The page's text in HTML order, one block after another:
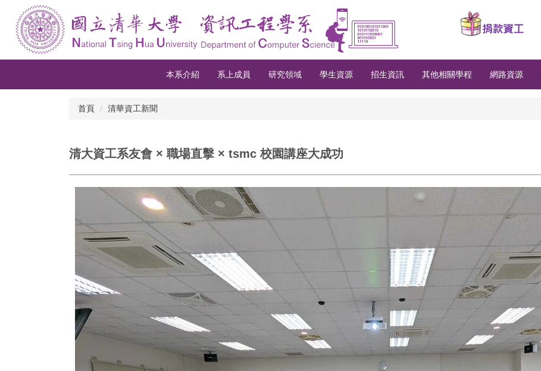
內
本系介紹 系上成員 研究領域 學生資源 招生資訊 其他相關學程 網路資源
首頁 清華資工新聞
清大資工系友會 × 職場直擊 × tsmc 校園講座大成功